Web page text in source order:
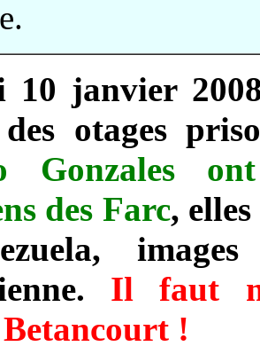
10 janvier
otages
Gonzales
des Farc,
Il faut
!